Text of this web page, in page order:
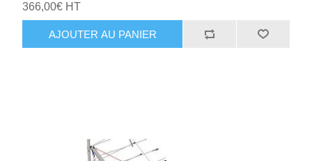
366,00€ HT
AJOUTER AU PANIER